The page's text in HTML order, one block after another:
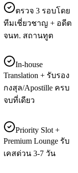
ตรวจ 3 รอบโดย
ทีมเชี่ยวชาญ + อดีต
จนท. สถานทูต
In-house
Translation + รับรอง
กงสุล/Apostille ครบ
จบที่เดียว
Priority Slot +
Premium Lounge รับ
เคสด่วน 3-7 วัน